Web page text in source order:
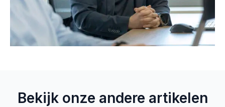
Bekijk onze andere artikelen